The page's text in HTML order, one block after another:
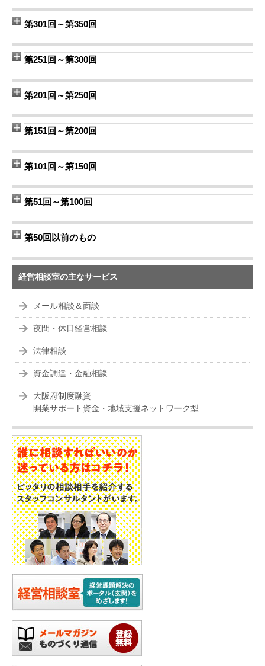
第301回～第350回
第251回～第300回
第201回～第250回
第151回～第200回
第101回～第150回
第51回～第100回
第50回以前のもの
経営相談室の主なサービス
メール相談＆面談
夜間・休日経営相談
法律相談
資金調達・金融相談
大阪府制度融資
開業サポート資金・地域支援ネットワーク型